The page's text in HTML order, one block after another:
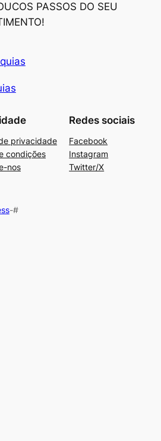
PASSOS DO SEU
privacidade
condições
nos
Redes sociais
Facebook
Instagram
Twitter/X
-#